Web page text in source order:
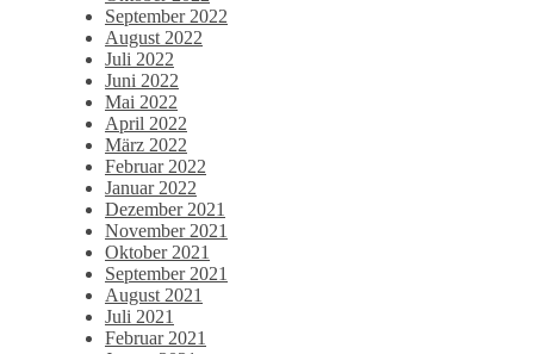
September 2022
August 2022
Juli 2022
Juni 2022
Mai 2022
April 2022
März 2022
Februar 2022
Januar 2022
Dezember 2021
November 2021
Oktober 2021
September 2021
August 2021
Juli 2021
Februar 2021